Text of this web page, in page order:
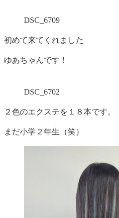
DSC_6709
初めて来てくれました
ゆあちゃんです！
DSC_6702
２色のエクステを１８本です。
まだ小学２年生（笑）